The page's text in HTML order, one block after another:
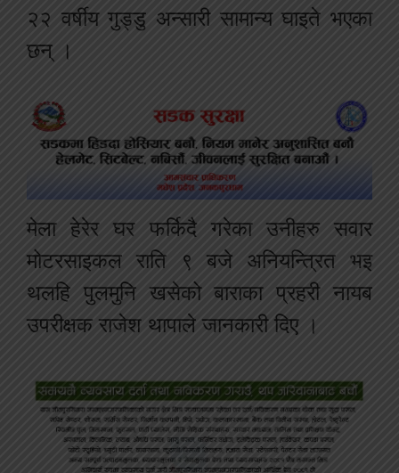
२२ वर्षीय गुड्डु अन्सारी सामान्य घाइते भएका
छन् ।
मेला हेरेर घर फर्किदै गरेका उनीहरु सवार
मोटरसाइकल राति ९ बजे अनियन्त्रित भइ
थलहि पुलमुनि खसेको बाराका प्रहरी नायब
उपरीक्षक राजेश थापाले जानकारी दिए ।